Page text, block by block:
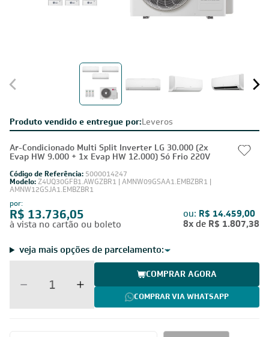
Produto vendido e entregue por:Leveros
Ar-Condicionado Multi Split Inverter LG 30.000 (2x
Evap HW 9.000 + 1x Evap HW 12.000) Só Frio 220V
Código de Referência: 5000014247
Modelo:Z4UQ30GFB1.AWGZBR1 | AMNW09GSAA1.EMBZBR1 |
AMNW12GSJA1.EMBZBR1
por:
R$ 13.736,05
à vista no cartão ou boleto
ou: R$ 14.459,00
8x de R$ 1.807,38
veja mais opções de parcelamento:
COMPRAR AGORA
COMPRAR VIA WHATSAPP